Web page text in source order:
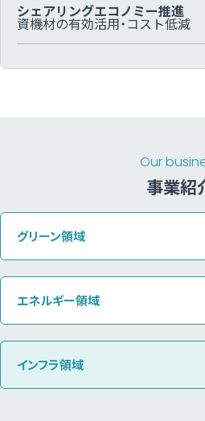
シェアリングエコノミー推進
資機材の有効活用・コスト低減
Our
事業紹
グリーン領域
エネルギー領域
インフラ領域